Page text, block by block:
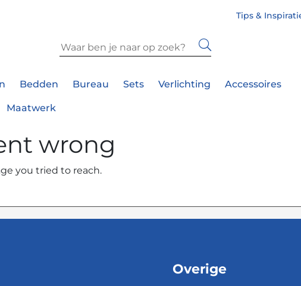
Tips &
Bedden Bureau Sets Verlichting Accessoires
Maatwerk
wrong
you tried to reach.
Overige